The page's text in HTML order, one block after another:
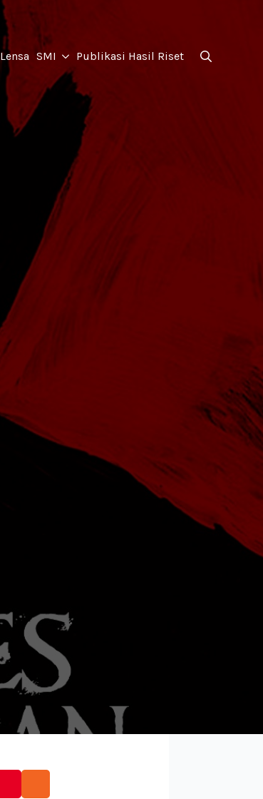
Lensa SMI Publikasi Hasil Riset